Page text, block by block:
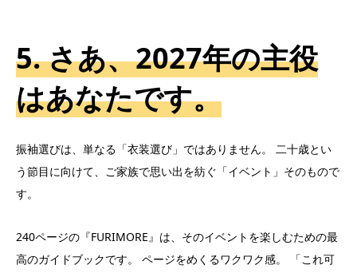
5. さあ、2027年の主役
はあなたです。
振袖選びは、単なる「衣装選び」ではありません。 二十歳とい
う節目に向けて、ご家族で思い出を紡ぐ「イベント」そのもので
す。
240ページの『FURIMORE』は、そのイベントを楽しむための最
高のガイドブックです。 ページをめくるワクワク感。 「これ可